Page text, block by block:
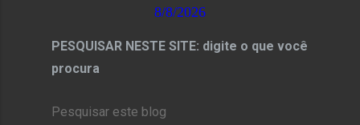
8/8/2026
PESQUISAR NESTE SITE: digite o que você
procura